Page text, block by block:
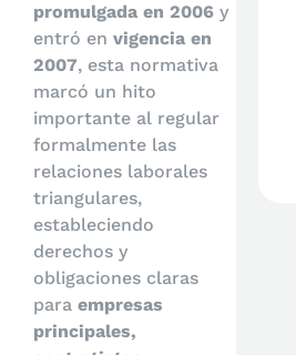
promulgada en 2006 y
entró en vigencia en
2007, esta normativa
marcó un hito
importante al regular
formalmente las
relaciones laborales
triangulares,
estableciendo
derechos y
obligaciones claras
para empresas
principales,